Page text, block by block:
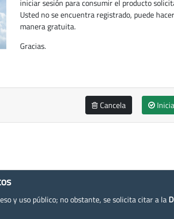
iniciar sesión para consumir el producto
Usted no se encuentra registrado, puede
manera gratuita.
Gracias.
Cancela
y uso público; no obstante, se solicita citar a la